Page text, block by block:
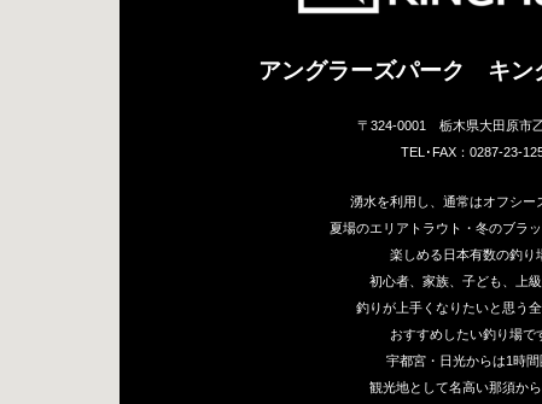
アングラーズパーク キン
〒324-0001 栃木県大田原市
TEL･FAX：0287-23-
湧水を利用し、通常はオフシー
夏場のエリアトラウト・冬のブラ
楽しめる日本有数の釣り
初心者、家族、子ども、上
釣りが上手くなりたいと思う
おすすめしたい釣り場で
宇都宮・日光からは1時間
観光地として名高い那須か